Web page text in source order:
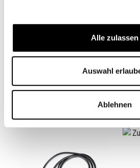
Alle zulassen
Auswahl
Ablehnen
ORIGINAL FEDERBEIN
Ab55,95 €*